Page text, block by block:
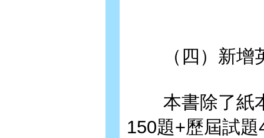
（四）新增
本書除了紙本
150題+歷屆試